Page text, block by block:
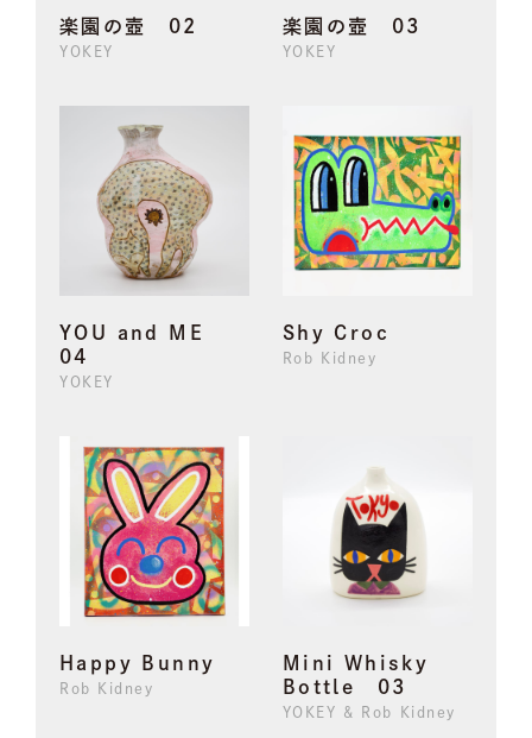
楽園の壺 02
YOKEY
楽園の壺 03
YOKEY
YOU and ME
04
YOKEY
Shy Croc
Rob Kidney
Happy Bunny
Rob Kidney
Mini Whisky
Bottle 03
YOKEY & Rob Kidney